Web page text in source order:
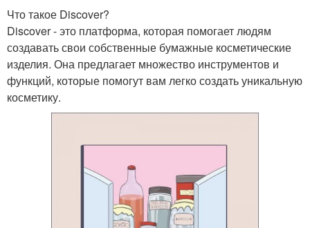
Что такое Discover?
Discover - это платформа, которая помогает людям
создавать свои собственные бумажные косметические
изделия. Она предлагает множество инструментов и
функций, которые помогут вам легко создать уникальную
косметику.